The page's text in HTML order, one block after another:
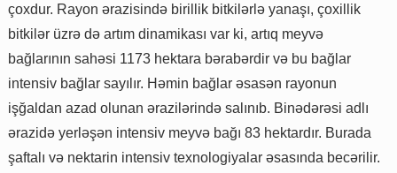
çoxdur. Rayon ərazisində birillik bitkilərlə yanaşı, çoxillik
bitkilər üzrə də artım dinamikası var ki, artıq meyvə
bağlarının sahəsi 1173 hektara bərabərdir və bu bağlar
intensiv bağlar sayılır. Həmin bağlar əsasən rayonun
işğaldan azad olunan ərazilərində salınıb. Binədərəsi adlı
ərazidə yerləşən intensiv meyvə bağı 83 hektardır. Burada
şaftalı və nektarin intensiv texnologiyalar əsasında becərilir.